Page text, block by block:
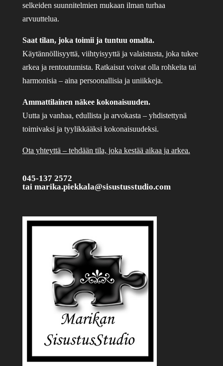
selkeiden suunnitelmien mukaan ilman turhaa
arvuuttelua.
Saat tilan, joka toimii ja tuntuu omalta.
Käytännöllisyyttä, viihtyisyyttä ja valaistusta, joka tukee
arkea ja rentoutumista. Ratkaisut voivat olla rohkeita tai
harmonisia – aina persoonallisia ja uniikkeja.
Ammattilainen näkee kokonaisuuden.
Uutta ja vanhaa, edullista ja arvokasta – yhdistettynä
toimivaksi ja tyylikkääksi kokonaisuudeksi.
Ota yhteyttä – tehdään tila, joka kestää aikaa ja arkea.
045-137 2572
tai marika.piekkala@sisustusstudio.com